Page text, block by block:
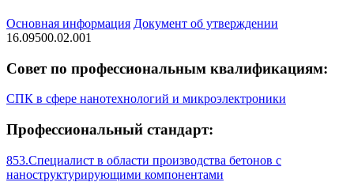
Основная информация Документ об утверждении
16.09500.02.001
Совет по профессиональным квалификациям:
СПК в сфере нанотехнологий и микроэлектроники
Профессиональный стандарт:
853.Специалист в области производства бетонов с
наноструктурирующими компонентами